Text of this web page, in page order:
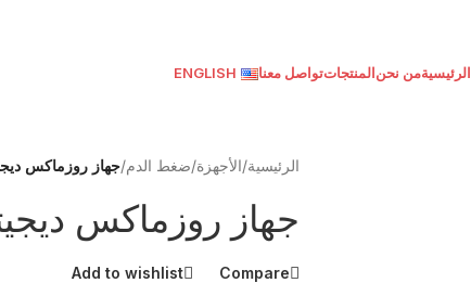
الرئيسيةمن نحنالمنتجاتتواصل معنا ENGLISH
الرئيسية/الأجهزة/ضغط الدم/جهاز روزماكس
جهاز روزماكس
Compare
Add to wishlist